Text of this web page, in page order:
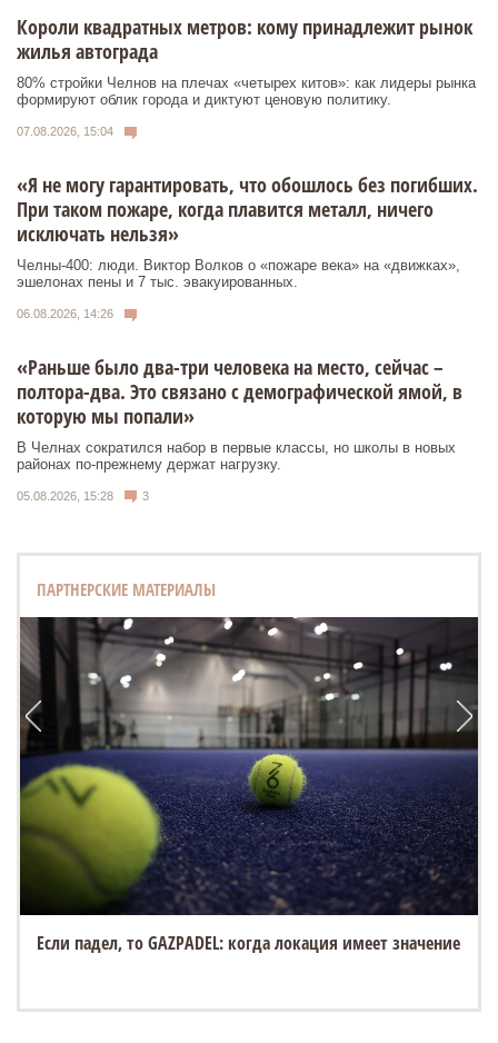
Короли квадратных метров: кому принадлежит рынок
жилья автограда
80% стройки Челнов на плечах «четырех китов»: как лидеры рынка
формируют облик города и диктуют ценовую политику.
07.08.2026, 15:04
«Я не могу гарантировать, что обошлось без погибших.
При таком пожаре, когда плавится металл, ничего
исключать нельзя»
Челны-400: люди. Виктор Волков о «пожаре века» на «движках»,
эшелонах пены и 7 тыс. эвакуированных.
06.08.2026, 14:26
«Раньше было два-три человека на место, сейчас –
полтора-два. Это связано с демографической ямой, в
которую мы попали»
В Челнах сократился набор в первые классы, но школы в новых
районах по-прежнему держат нагрузку.
05.08.2026, 15:28 3
ПАРТНЕРСКИЕ МАТЕРИАЛЫ
Если падел, то GAZPADEL: когда локация имеет значение